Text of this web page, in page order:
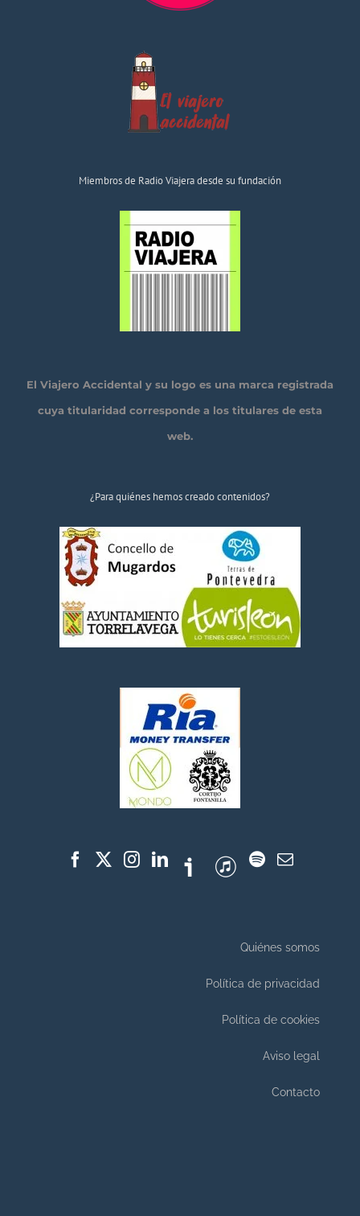
Miembros de Radio Viajera desde su fundación
El Viajero Accidental y su logo es una marca registrada
cuya titularidad corresponde a los titulares de esta
web.
¿Para quiénes hemos creado contenidos?
Quiénes somos
Política de privacidad
Política de cookies
Aviso legal
Contacto